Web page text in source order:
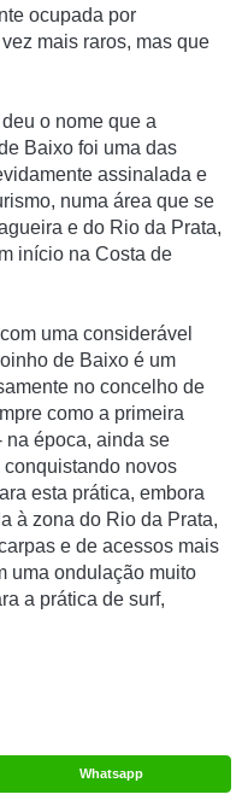
ocupada por
mais raros, mas que
o nome que a
Baixo foi uma das
assinalada e
numa área que se
e do Rio da Prata,
início na Costa de
uma considerável
de Baixo é um
no concelho de
como a primeira
na época, ainda se
novos
esta prática, embora
à zona do Rio da Prata,
e de acessos mais
uma ondulação muito
a prática de surf,
Whatsapp